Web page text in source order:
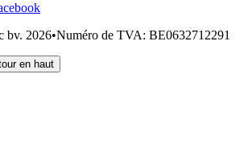
bv. 2026•Numéro de TVA: BE0632712291
en haut